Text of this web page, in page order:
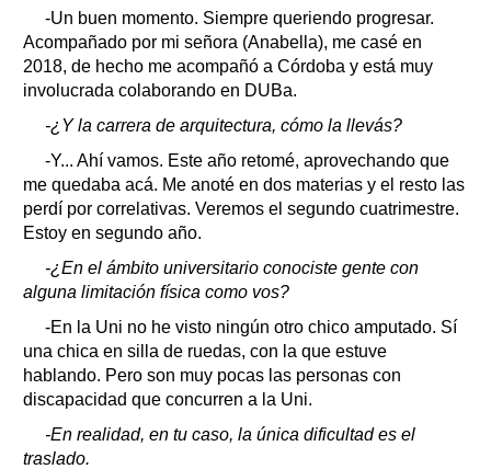
-Un buen momento. Siempre queriendo progresar.
Acompañado por mi señora (Anabella), me casé en
2018, de hecho me acompañó a Córdoba y está muy
involucrada colaborando en DUBa.
-¿Y la carrera de arquitectura, cómo la llevás?
-Y... Ahí vamos. Este año retomé, aprovechando que
me quedaba acá. Me anoté en dos materias y el resto las
perdí por correlativas. Veremos el segundo cuatrimestre.
Estoy en segundo año.
-¿En el ámbito universitario conociste gente con
alguna limitación física como vos?
-En la Uni no he visto ningún otro chico amputado. Sí
una chica en silla de ruedas, con la que estuve
hablando. Pero son muy pocas las personas con
discapacidad que concurren a la Uni.
-En realidad, en tu caso, la única dificultad es el
traslado.